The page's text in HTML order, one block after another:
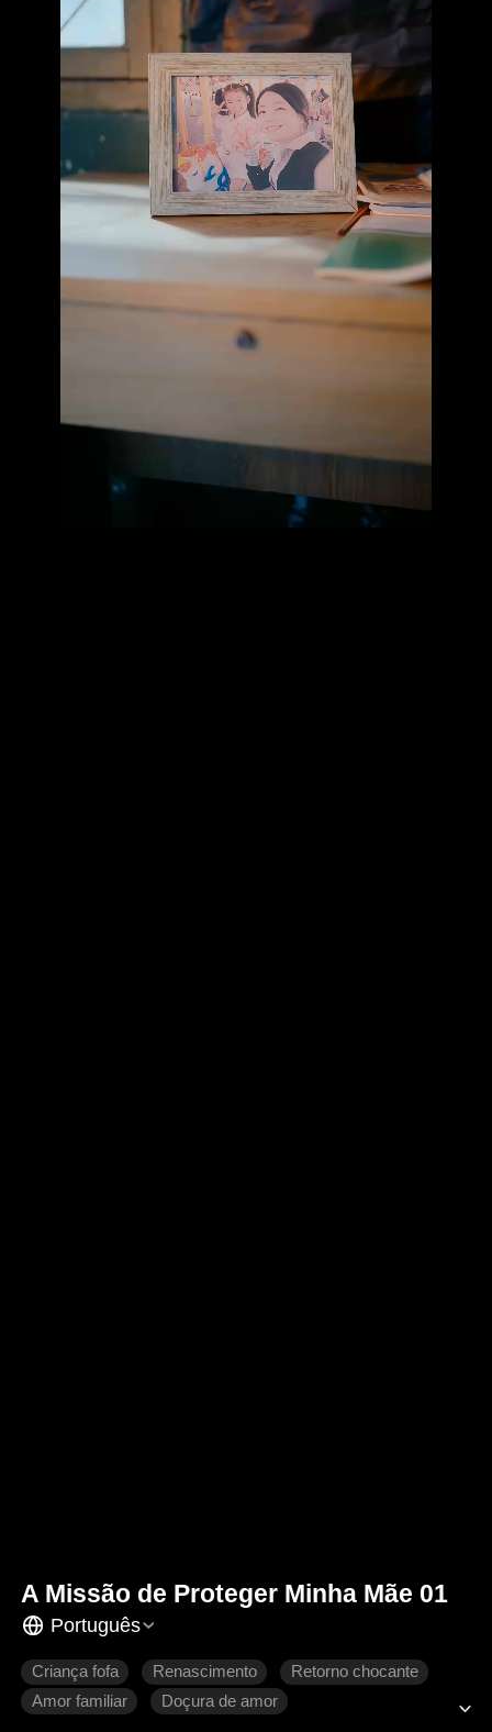
A Missão de Proteger Minha Mãe 01
Português
Criança fofa Renascimento
Retorno chocante
Amor familiar
Doçura de amor